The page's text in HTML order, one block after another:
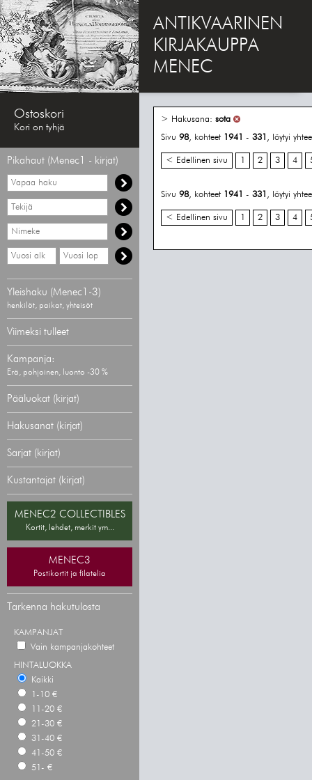
ANTIKVAARINEN
KIRJAKAUPPA
MENEC
Ostoskori
Kori on tyhjä
Pikahaut (Menec1 - kirjat)
Vapaa
haku
Hae
tekijää
Hae
nimekettä
Hae
vähimmäisvuosi
Hae
enimmäisvuosi
Yleishaku (Menec1-3)
henkilöt, paikat, yhteisöt
Viimeksi tulleet
Kampanja:
Erä, pohjoinen, luonto -30 %
Pääluokat (kirjat)
Hakusanat (kirjat)
Sarjat (kirjat)
Kustantajat (kirjat)
MENEC2 COLLECTIBLES
Kortit, lehdet, merkit ym...
MENEC3
Postikortit ja filatelia
Tarkenna hakutulosta
KAMPANJAT
Vain kampanjakohteet
HINTALUOKKA
Kaikki
1-10 €
11-20 €
21-30 €
31-40 €
41-50 €
51- €
> Hakusana: sota
Sivu 98, kohteet 1941 - 331 , löytyi
< Edellinen sivu 1 2 3 4
Sivu 98, kohteet 1941 - 331 , löytyi
< Edellinen sivu 1 2 3 4